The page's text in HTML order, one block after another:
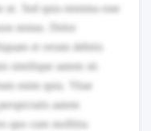
ut. Sed quia minima esse
minus. Dolor
et rerum debitis
similique autem sit.
enim quia. Vitae
autem
quo cum mollitia